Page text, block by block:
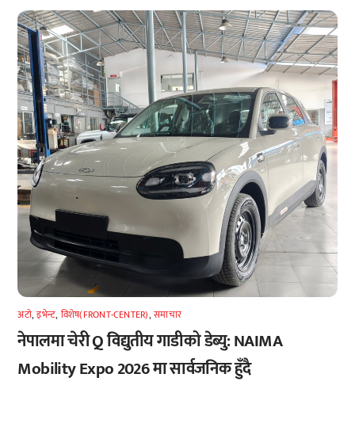
अटाे,इभेन्ट, विशेष(FRONT-CENTER),समाचार
नेपालमा चेरी Q विद्युतीय गाडीको डेब्यु: NAIMA
Mobility Expo 2026 मा सार्वजनिक हुँदै